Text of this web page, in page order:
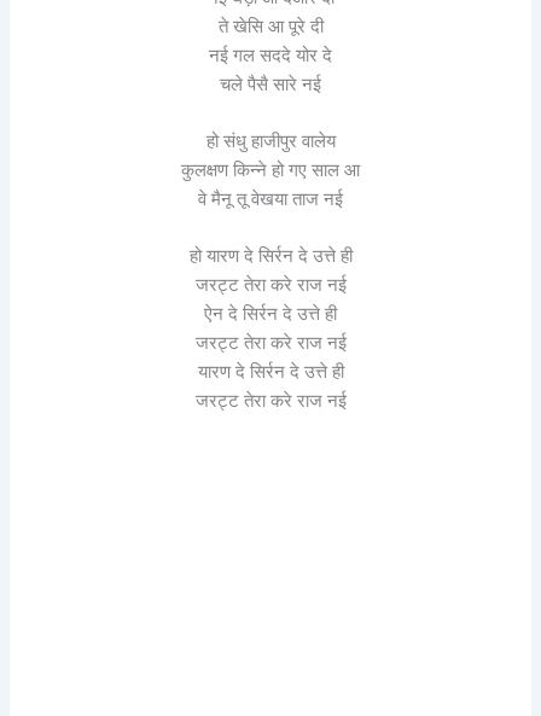
ते खेसि आ पूरे दी
नई गल सददे योर दे
चले पैसै सारे नई
हो संधु हाजीपुर वालेय
कुलक्षण किन्ने हो गए साल आ
वे मैनू तू वेखया ताज नई
हो यारण दे सिर्रन दे उत्ते ही
जरट्ट तेरा करे राज नई
ऐन दे सिर्रन दे उत्ते ही
जरट्ट तेरा करे राज नई
यारण दे सिर्रन दे उत्ते ही
जरट्ट तेरा करे राज नई